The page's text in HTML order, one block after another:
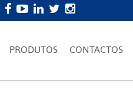
PRODUTOS CONTACTOS